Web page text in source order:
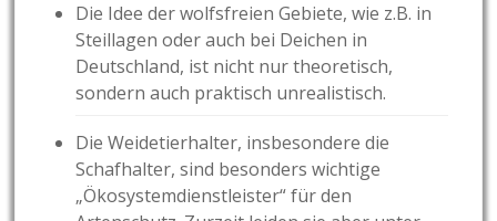
Die Idee der wolfsfreien Gebiete, wie z.B. in
Steillagen oder auch bei Deichen in
Deutschland, ist nicht nur theoretisch,
sondern auch praktisch unrealistisch.
Die Weidetierhalter, insbesondere die
Schafhalter, sind besonders wichtige
„Ökosystemdienstleister“ für den